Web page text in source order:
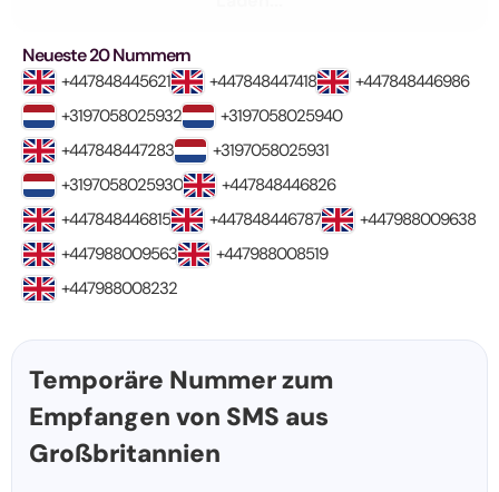
Neueste 20 Nummern
+447848445621 +447848447418
+447848446986
+3197058025932
+3197058025940
+447848447283
+3197058025931
+3197058025930
+447848446826
+447848446815
+447848446787
+447988009638
+447988009563
+447988008519
+447988008232
Temporäre Nummer zum
Empfangen von SMS aus
Großbritannien